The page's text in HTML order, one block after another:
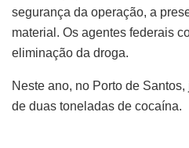
segurança da operação, a
material. Os agentes federais
eliminação da droga.
Neste ano, no Porto de
de duas toneladas de cocaína.